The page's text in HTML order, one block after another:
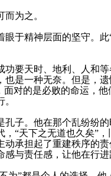
为之。
精神层面的坚守。此
要天时、地利、人和等
也是一种无奈。但是，
面对的是必败的命运，
子。他在那个乱纷纷的
，“天下之无道也久矣”
动承担起了重建秩序的
感与责任感，让他在行